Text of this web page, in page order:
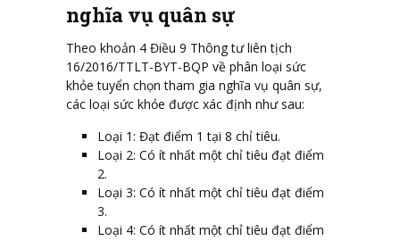
nghĩa vụ quân sự
Theo khoản 4 Điều 9 Thông tư liên tịch
16/2016/TTLT-BYT-BQP về phân loại sức
khỏe tuyển chọn tham gia nghĩa vụ quân sự,
các loại sức khỏe được xác định như sau:
Loại 1: Đạt điểm 1 tại 8 chỉ tiêu.
Loại 2: Có ít nhất một chỉ tiêu đạt điểm
2.
Loại 3: Có ít nhất một chỉ tiêu đạt điểm
3.
Loại 4: Có ít nhất một chỉ tiêu đạt điểm